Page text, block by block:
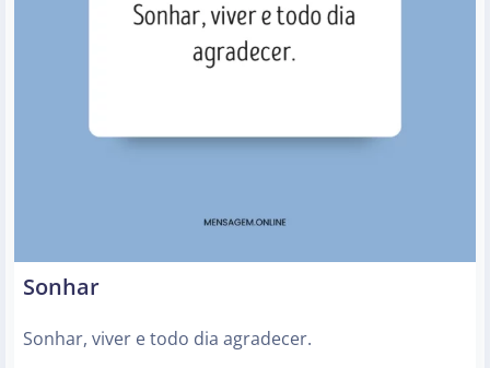
Sonhar
Sonhar, viver e todo dia agradecer.